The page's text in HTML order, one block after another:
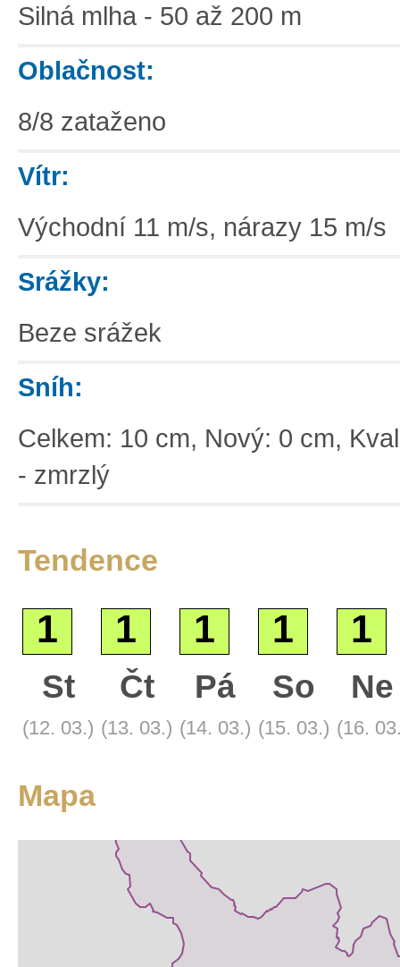
Silná mlha - 50 až 200 m
Oblačnost:
8/8 zataženo
Vítr:
Východní 11 m/s, nárazy 15 m/s
Srážky:
Beze srážek
Sníh:
Celkem: 10 cm, Nový: 0 cm,
- zmrzlý
Tendence
1 1 1 1 1
St
(12. 03.)
Čt
(13. 03.)
Pá
(14. 03.)
So
(15. 03.)
Ne
(16.
Mapa
Satelitní